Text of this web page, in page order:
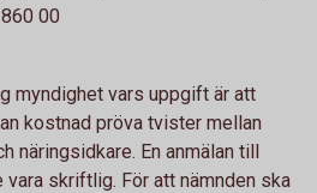
00
myndighet vars uppgift är att
kostnad pröva tvister mellan
näringsidkare. En anmälan till
vara skriftlig. För att nämnden ska